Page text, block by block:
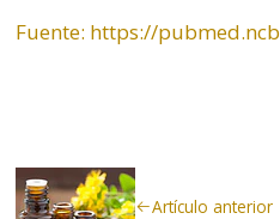
Fuente: https://
Artículo anterior